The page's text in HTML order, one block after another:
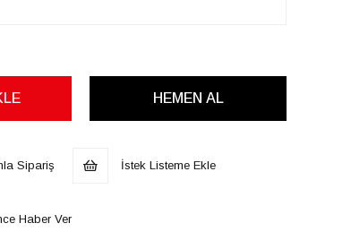
Sipariş İstek Listeme Ekle
Haber Ver